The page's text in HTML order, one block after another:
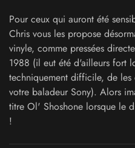
Pour ceux qui auront été
Chris vous les propose
vinyle, comme pressées
1988 (il eut été d'ailleurs fort
techniquement difficile, de
votre baladeur Sony). Alors
titre Ol' Shoshone lorsque le
!